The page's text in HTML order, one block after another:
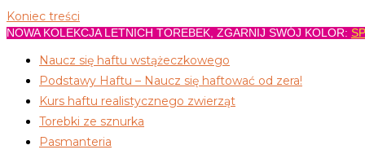
Koniec treści
NOWA KOLEKCJA LETNICH TOREBEK, ZGARNIJ SWÓJ KOLOR:
Naucz się haftu wstążeczkowego
Podstawy Haftu – Naucz się haftować od zera!
Kurs haftu realistycznego zwierząt
Torebki ze sznurka
Pasmanteria